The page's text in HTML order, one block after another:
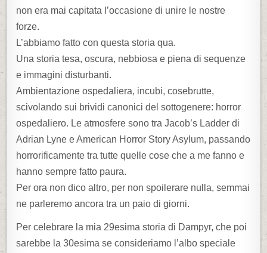
non era mai capitata l’occasione di unire le nostre
forze.
L’abbiamo fatto con questa storia qua.
Una storia tesa, oscura, nebbiosa e piena di sequenze
e immagini disturbanti.
Ambientazione ospedaliera, incubi, cosebrutte,
scivolando sui brividi canonici del sottogenere: horror
ospedaliero. Le atmosfere sono tra Jacob’s Ladder di
Adrian Lyne e American Horror Story Asylum, passando
horrorificamente tra tutte quelle cose che a me fanno e
hanno sempre fatto paura.
Per ora non dico altro, per non spoilerare nulla, semmai
ne parleremo ancora tra un paio di giorni.
Per celebrare la mia 29esima storia di Dampyr, che poi
sarebbe la 30esima se consideriamo l’albo speciale